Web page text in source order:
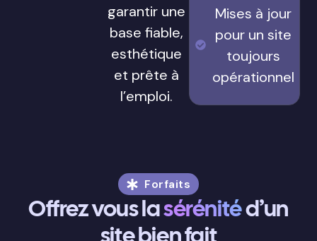
garantir une
base fiable,
esthétique
et prête à
l’emploi.
Mises à jour
pour un site
toujours
opérationnel
Forfaits
Offrez vous lasérénitéd’un